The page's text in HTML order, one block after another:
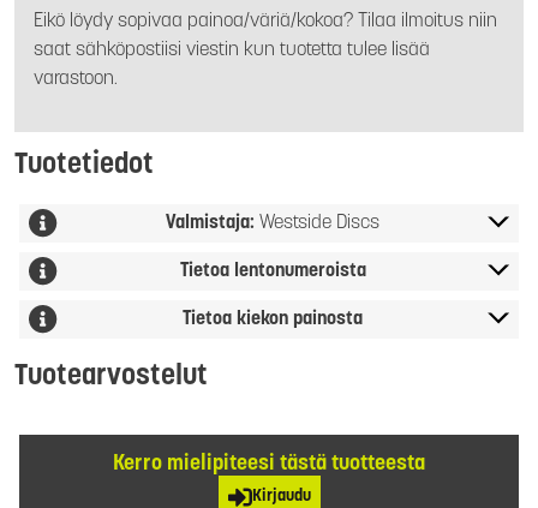
Eikö löydy sopivaa painoa/väriä/kokoa? Tilaa ilmoitus niin
saat sähköpostiisi viestin kun tuotetta tulee lisää
varastoon.
Tuotetiedot
Valmistaja: Westside Discs
Tietoa lentonumeroista
Tietoa kiekon painosta
Tuotearvostelut
Kerro mielipiteesi tästä tuotteesta
Kirjaudu